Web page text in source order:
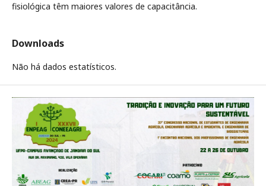
fisiológica têm maiores valores de capacitância.
Downloads
Não há dados estatísticos.